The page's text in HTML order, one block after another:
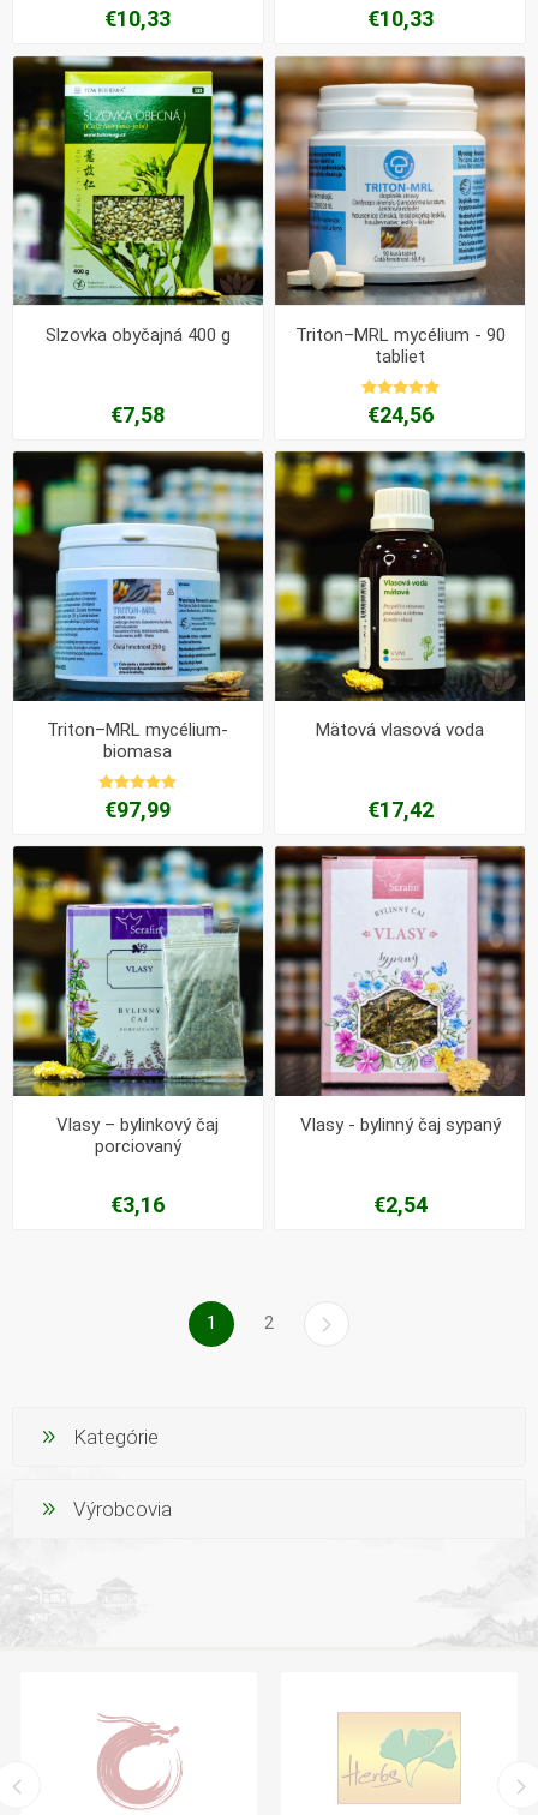
€10,33 €10,33
Slzovka obyčajná 400 g
€7,58
Triton–MRL mycélium - 90
tabliet
€24,56
Triton–MRL mycélium-
biomasa
€97,99
Mätová vlasová voda
€17,42
Vlasy – bylinkový čaj
porciovaný
€3,16
Vlasy - bylinný čaj sypaný
€2,54
1 2
Kategórie
Výrobcovia